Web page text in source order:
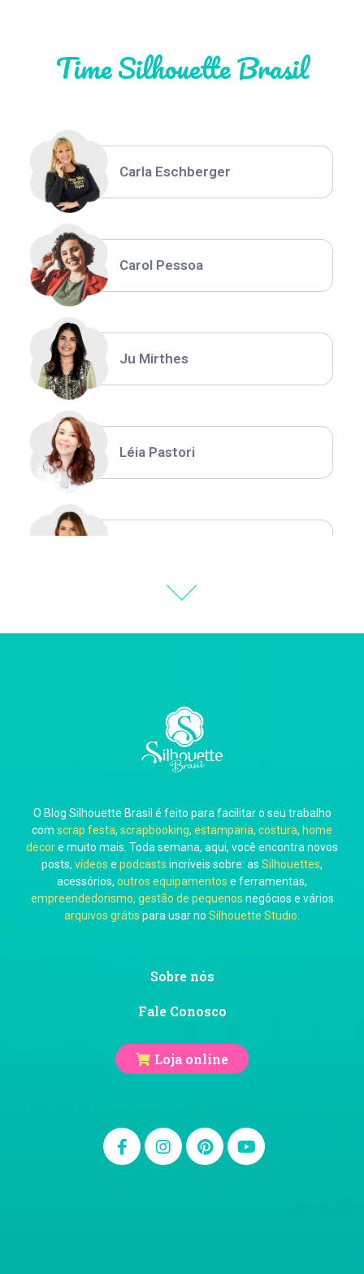
Time Silhouette Brasil
Thiara Ney
Carla Eschberger
Carol Pessoa
Ju Mirthes
Léia Pastori
Thiara Ney
Carla Eschberger
Carol Pessoa
Ju Mirthes
O Blog Silhouette Brasil é feito para facilitar o seu trabalho
com scrap festa, scrapbooking, estamparia, costura, home
decore muito mais. Toda semana, aqui, você encontra novos
posts, vídeos e podcasts incríveis sobre: as Silhouettes,
acessórios, outros equipamentos e ferramentas,
empreendedorismo, gestão de pequenos negócios e vários
arquivos grátis para usar no Silhouette Studio.
Sobre nós
Fale Conosco
Loja online